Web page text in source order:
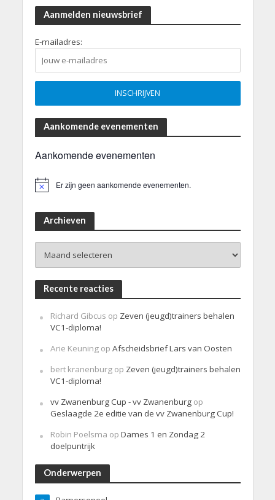
Aanmelden nieuwsbrief
E-mailadres:
Aankomende evenementen
Aankomende evenementen
Er zijn geen aankomende evenementen.
Archieven
Recente reacties
Richard Gibcus op Zeven (jeugd)trainers behalen
VC1-diploma!
Arie Keuningop Afscheidsbrief Lars van Oosten
bert kranenburgop Zeven (jeugd)trainers behalen
VC1-diploma!
vv Zwanenburg Cup - vv Zwanenburgop
Geslaagde 2e editie van de vv Zwanenburg Cup!
Robin Poelsma op Dames 1 en Zondag 2
doelpuntrijk
Onderwerpen